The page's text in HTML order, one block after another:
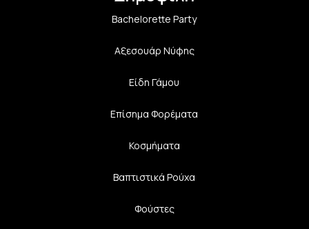
Bachelorette Party
Αξεσουάρ Νύφης
Είδη Γάμου
Επίσημα Φορέματα
Κοσμήματα
Βαπτιστικά Ρούχα
Φούστες